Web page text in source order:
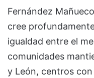
Fernández
cree
igualdad entre el
comunidades
y León, centros